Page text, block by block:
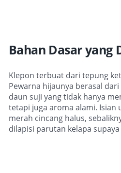
Bahan Dasar yang
Klepon terbuat dari tepung
Pewarna hijaunya berasal
daun suji yang tidak hanya
tetapi juga aroma alami. Isian
merah cincang halus,
dilapisi parutan kelapa